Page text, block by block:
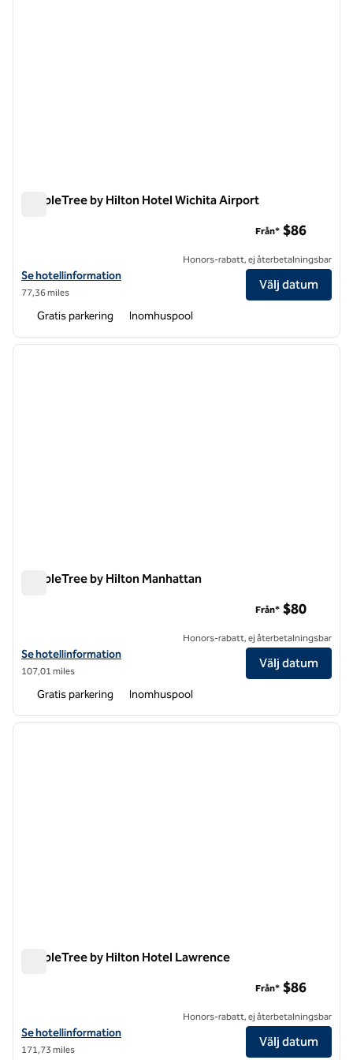
DoubleTree by Hilton Hotel Wichita Airport
Visa hotelluppgifter för DoubleTree by Hilton Hotel Wichita Airport
Se hotellinformation
77,36 miles
Från* $86
Honors-rabatt, ej återbetalningsbar
Välj datum
Gratis parkering Inomhuspool
1 av 12
nästa
DoubleTree by Hilton Manhattan
Visa hotelluppgifter för DoubleTree by Hilton Manhattan
Se hotellinformation
107,01 miles
Från* $80
Honors-rabatt, ej återbetalningsbar
Välj datum
Gratis parkering Inomhuspool
1 av 12
nästa
DoubleTree by Hilton Hotel Lawrence
Visa hotelluppgifter för DoubleTree by Hilton Hotel Lawrence
Se hotellinformation
171,73 miles
Från* $86
Honors-rabatt, ej återbetalningsbar
Välj datum